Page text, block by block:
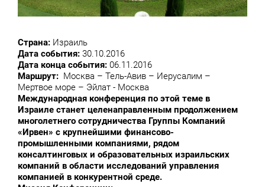
Страна: Израиль
Дата события: 30.10.2016
Дата конца события: 06.11.2016
Маршрут: Москва – Тель-Авив – Иерусалим –
Мертвое море – Эйлат - Москва
Международная конференция по этой теме в
Израиле станет целенаправленным продолжением
многолетнего сотрудничества Группы Компаний
«Ирвен» с крупнейшими финансово-
промышленными компаниями, рядом
консалтинговых и образовательных израильских
компаний в области исследований управления
компанией в конкурентной среде.